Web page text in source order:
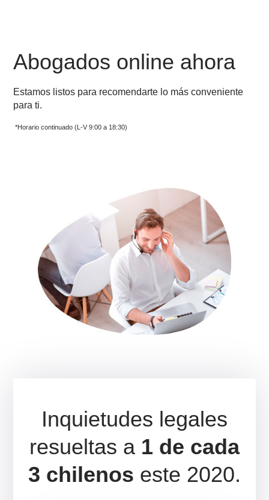
Abogados online ahora
Estamos listos para recomendarte lo más
para ti.
*Horario continuado (L-V 9:00 a 18:30)